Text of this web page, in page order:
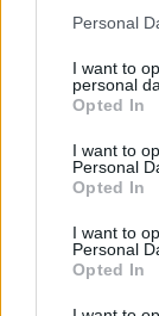
Please note
not limited to
grant or deny
use your data
consent section.
Personal
I want to
personal
Opted In
I want to
Personal
Opted In
I want to
Personal
Opted In
offshore
ből....nekem
ezek az
idegbetegen
nélkül
hagyják élni
magyar
waze
@De